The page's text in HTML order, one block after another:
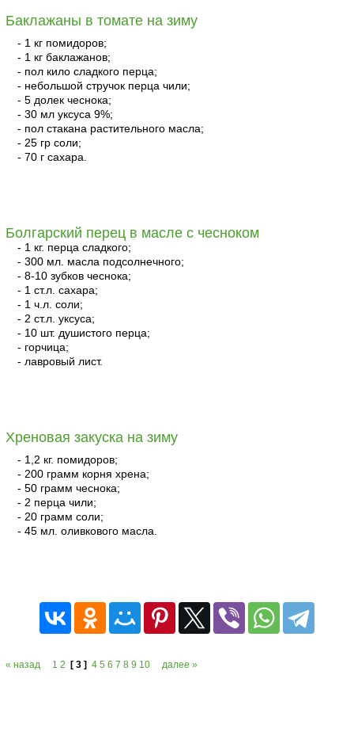
Баклажаны в томате на зиму
- 1 кг помидоров;
- 1 кг баклажанов;
- пол кило сладкого перца;
- небольшой стручок перца чили;
- 5 долек чеснока;
- 30 мл уксуса 9%;
- пол стакана растительного масла;
- 25 гр соли;
- 70 г сахара.
Болгарский перец в масле с чесноком
- 1 кг. перца сладкого;
- 300 мл. масла подсолнечного;
- 8-10 зубков чеснока;
- 1 ст.л. сахара;
- 1 ч.л. соли;
- 2 ст.л. уксуса;
- 10 шт. душистого перца;
- горчица;
- лавровый лист.
Хреновая закуска на зиму
- 1,2 кг. помидоров;
- 200 грамм корня хрена;
- 50 грамм чеснока;
- 2 перца чили;
- 20 грамм соли;
- 45 мл. оливкового масла.
« назад 1 2 [ 3 ] 4 5 6 7 8 9 10 далее »